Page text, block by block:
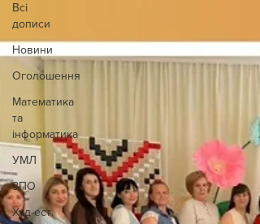
Всі
дописи
Новини
Оголошення
Математика
та
інформатика
УМЛ
ЗПО
Худ-ест.